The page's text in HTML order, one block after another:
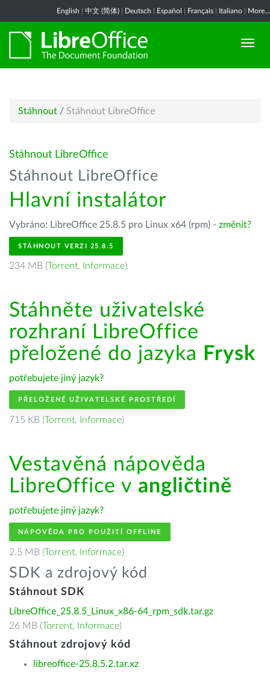
English 中文 (简体) Deutsch Español Français Italiano More...
Stáhnout / Stáhnout LibreOffice
Stáhnout LibreOffice
Stáhnout LibreOffice
Hlavní instalátor
Vybráno: LibreOffice 25.8.5 pro Linux x64 (rpm) - změnit?
STÁHNOUT VERZI 25.8.5
234 MB (Torrent, Informace)
Stáhněte uživatelské
rozhraní LibreOffice
přeložené do jazyka Frysk
potřebujete jiný jazyk?
PŘELOŽENÉ UŽIVATELSKÉ PROSTŘEDÍ
715 KB (Torrent, Informace)
Vestavěná nápověda
LibreOffice v angličtině
potřebujete jiný jazyk?
NÁPOVĚDA PRO POUŽITÍ OFFLINE
2.5 MB (Torrent, Informace)
SDK a zdrojový kód
Stáhnout SDK
LibreOffice_25.8.5_Linux_x86-64_rpm_sdk.tar.gz
26 MB (Torrent, Informace)
Stáhnout zdrojový kód
libreoffice-25.8.5.2.tar.xz